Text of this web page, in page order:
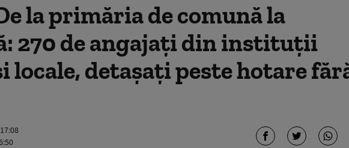
la primăria de comună la
270 de angajați din instituții
locale, detașați peste hotare